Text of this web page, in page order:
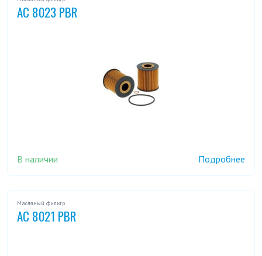
AC 8023 PBR
В наличии Подробнее
Масляный фильтр
AC 8021 PBR